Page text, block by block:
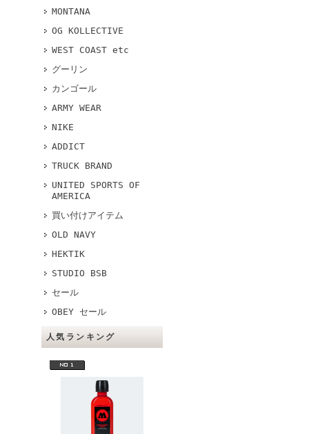
MONTANA
OG KOLLECTIVE
WEST COAST etc
グーリン
カンゴール
ARMY WEAR
NIKE
ADDICT
TRUCK BRAND
UNITED SPORTS OF
AMERICA
買い付けアイテム
OLD NAVY
HEKTIK
STUDIO BSB
セール
OBEY セール
人気ランキング